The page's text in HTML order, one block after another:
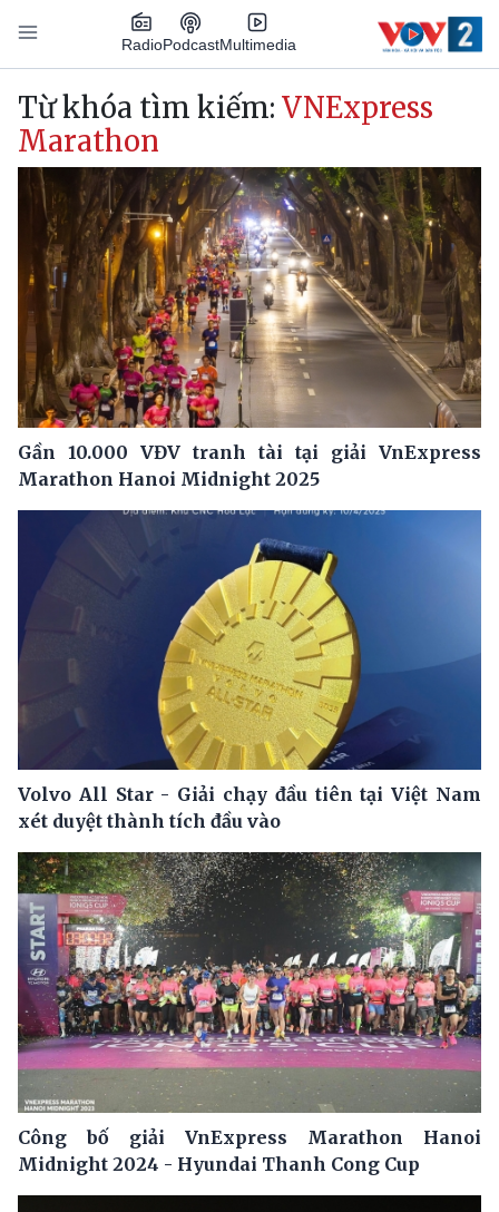
Nhảy đến nội dung
RadioPodcastMultimedia
Main navigation
Từ khóa tìm kiếm: VNExpress
Marathon
Gần 10.000 VĐV tranh tài tại giải VnExpress
Marathon Hanoi Midnight 2025
Volvo All Star - Giải chạy đầu tiên tại Việt Nam
xét duyệt thành tích đầu vào
Công bố giải VnExpress Marathon Hanoi
Midnight 2024 - Hyundai Thanh Cong Cup